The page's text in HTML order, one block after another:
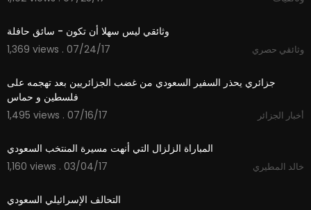
وثائقي ليس سهلا أن تكون - سائق حافلة
1,369 views . 07/24/17
وثائقي حصري
جزائري يحذر السفير السعودي من غضب الجزائريين بعد تهجمه على
فلسطين و حماس
1,495 views . 07/16/17
أخبار الجزائر
المباراة الزلزال التي أنهت مسيرة المنتخب السعودي
1,160 views . 03/04/17
خالد المطيري